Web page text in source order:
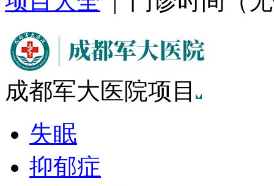
成都军大医院项目
失眠
抑郁症